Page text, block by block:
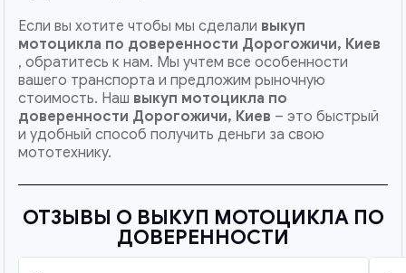
Если вы хотите чтобы мы сделали выкуп
мотоцикла по доверенности Дорогожичи, Киев
, обратитесь к нам. Мы учтем все особенности
вашего транспорта и предложим рыночную
стоимость. Наш выкуп мотоцикла по
доверенности Дорогожичи, Киев – это быстрый
и удобный способ получить деньги за свою
мототехнику.
ОТЗЫВЫ О ВЫКУП МОТОЦИКЛА ПО
ДОВЕРЕННОСТИ